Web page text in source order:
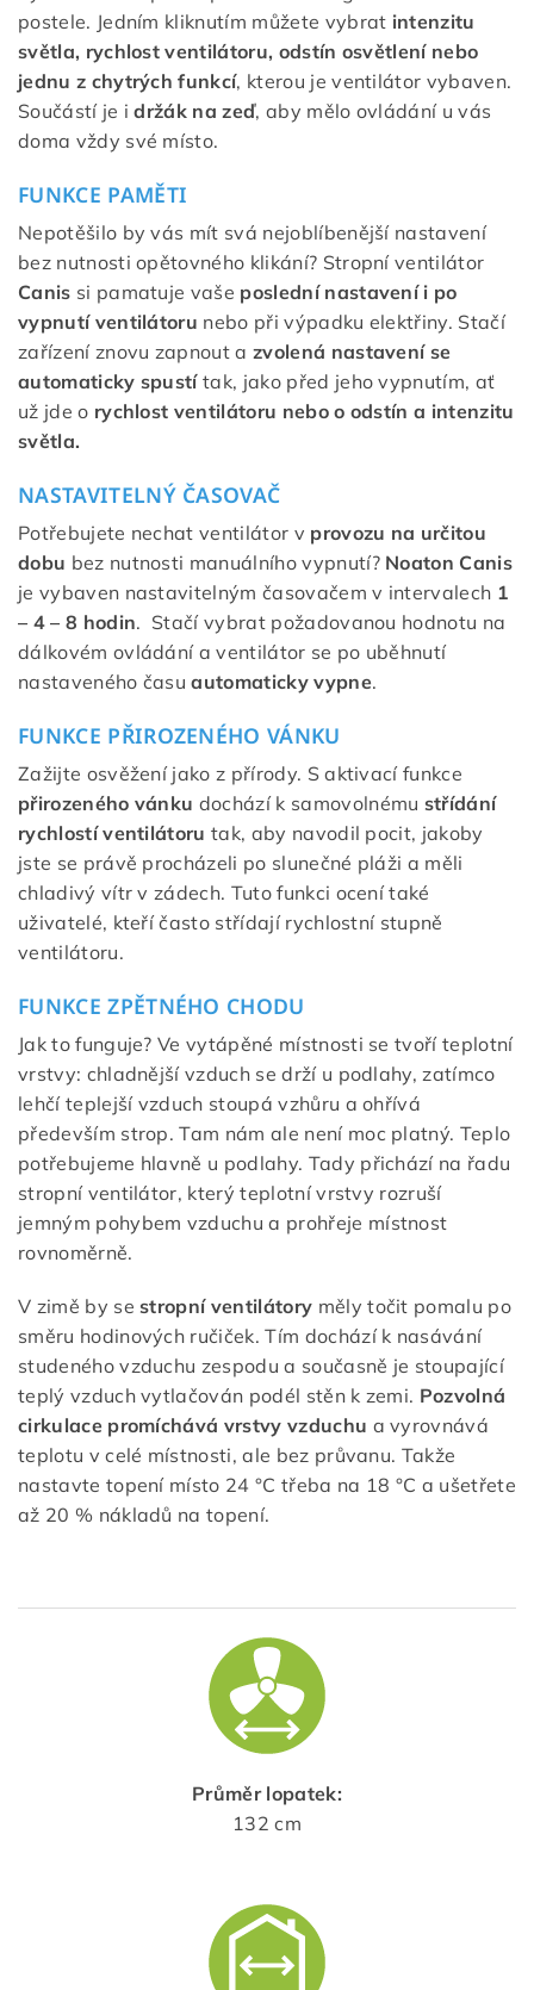
postele. Jedním kliknutím můžete vybrat intenzitu
světla, rychlost ventilátoru, odstín osvětlení nebo
jednu z chytrých funkcí, kterou je ventilátor vybaven.
Součástí je idržák na zeď, aby mělo ovládání u vás
doma vždy své místo.
FUNKCE PAMĚTI
Nepotěšilo by vás mít svá nejoblíbenější nastavení
bez nutnosti opětovného klikání? Stropní ventilátor
Canis si pamatuje vaše poslední nastavení i po
vypnutí ventilátoru nebo při výpadku elektřiny. Stačí
zařízení znovu zapnout azvolená nastavení se
automaticky spustítak, jako před jeho vypnutím, ať
už jde o rychlost ventilátoru nebo o odstín a intenzitu
světla.
NASTAVITELNÝ ČASOVAČ
Potřebujete nechat ventilátor v provozu na určitou
dobu bez nutnosti manuálního vypnutí? Noaton Canis
je vybaven nastavitelným časovačem v intervalech 1
– 4 – 8 hodin. Stačí vybrat požadovanou hodnotu na
dálkovém ovládání a ventilátor se po uběhnutí
nastaveného času automaticky vypne.
FUNKCE PŘIROZENÉHO VÁNKU
Zažijte osvěžení jako z přírody. S aktivací funkce
přirozeného vánku dochází k samovolnému střídání
rychlostí ventilátoru tak, aby navodil pocit, jakoby
jste se právě procházeli po slunečné pláži a měli
chladivý vítr v zádech. Tuto funkci ocení také
uživatelé, kteří často střídají rychlostní stupně
ventilátoru.
FUNKCE ZPĚTNÉHO CHODU
Jak to funguje? Ve vytápěné místnosti se tvoří teplotní
vrstvy: chladnější vzduch se drží u podlahy, zatímco
lehčí teplejší vzduch stoupá vzhůru a ohřívá
především strop. Tam nám ale není moc platný. Teplo
potřebujeme hlavně u podlahy. Tady přichází na řadu
stropní ventilátor, který teplotní vrstvy rozruší
jemným pohybem vzduchu a prohřeje místnost
rovnoměrně.
V zimě by se stropní ventilátory měly točit pomalu po
směru hodinových ručiček. Tím dochází k nasávání
studeného vzduchu zespodu a současně je stoupající
teplý vzduch vytlačován podél stěn k zemi. Pozvolná
cirkulace promíchává vrstvy vzduchu a vyrovnává
teplotu v celé místnosti, ale bez průvanu. Takže
nastavte topení místo 24 °C třeba na 18 °C a ušetřete
až 20 % nákladů na topení.
Průměr lopatek:
132 cm